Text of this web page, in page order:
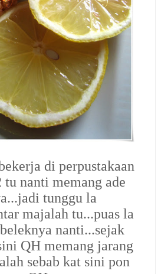
di perpustakaan
nanti memang ade
tunggu la
majalah tu...puas la
nanti...sejak
QH memang jarang
sebab kat sini pon